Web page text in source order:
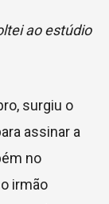
ao estúdio
surgiu o
assinar a
no
irmão